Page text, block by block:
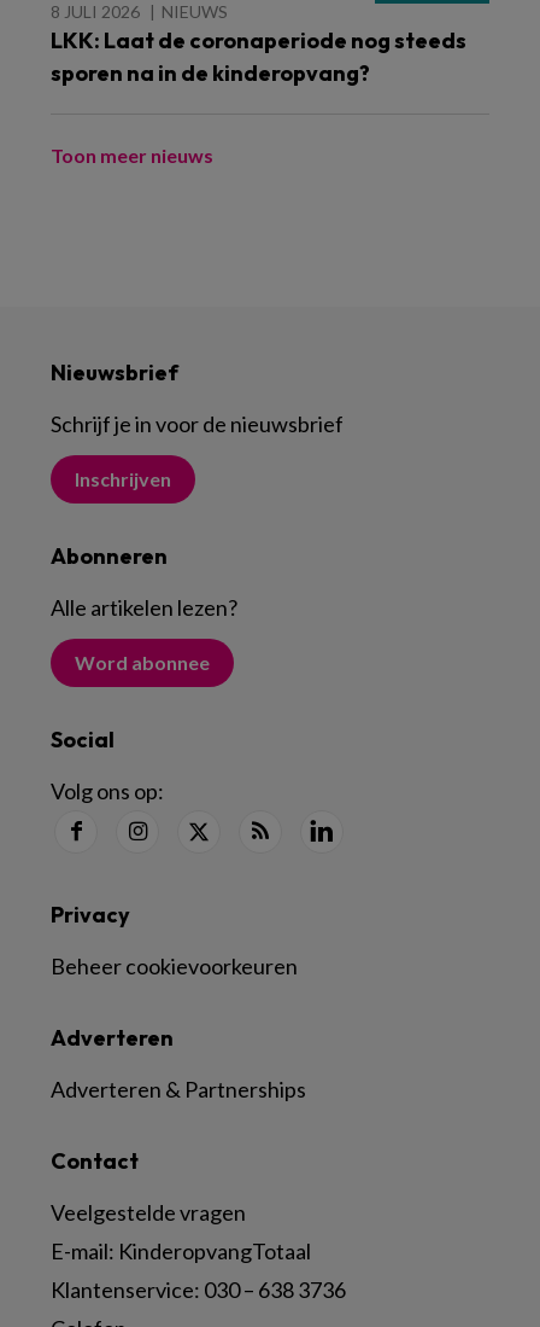
8 JULI 2026 NIEUWS
LKK: Laat de coronaperiode nog steeds
sporen na in de kinderopvang?
Toon meer nieuws
Nieuwsbrief
Schrijf je in voor de nieuwsbrief
Inschrijven
Abonneren
Alle artikelen lezen?
Word abonnee
Social
Volg ons op:
Contact
Veelgestelde vragen
E-mail: KinderopvangTotaal
Klantenservice: 030 – 638 3736
Adverteren
Adverteren & Partnerships
Privacy
Beheer cookievoorkeuren